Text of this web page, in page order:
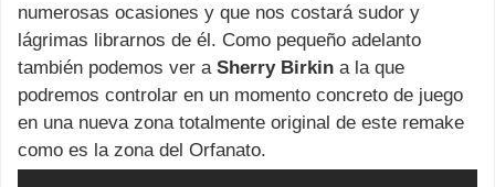
numerosas ocasiones y que nos costará sudor y
lágrimas librarnos de él. Como pequeño adelanto
también podemos ver a Sherry Birkin a la que
podremos controlar en un momento concreto de juego
en una nueva zona totalmente original de este remake
como es la zona del Orfanato.